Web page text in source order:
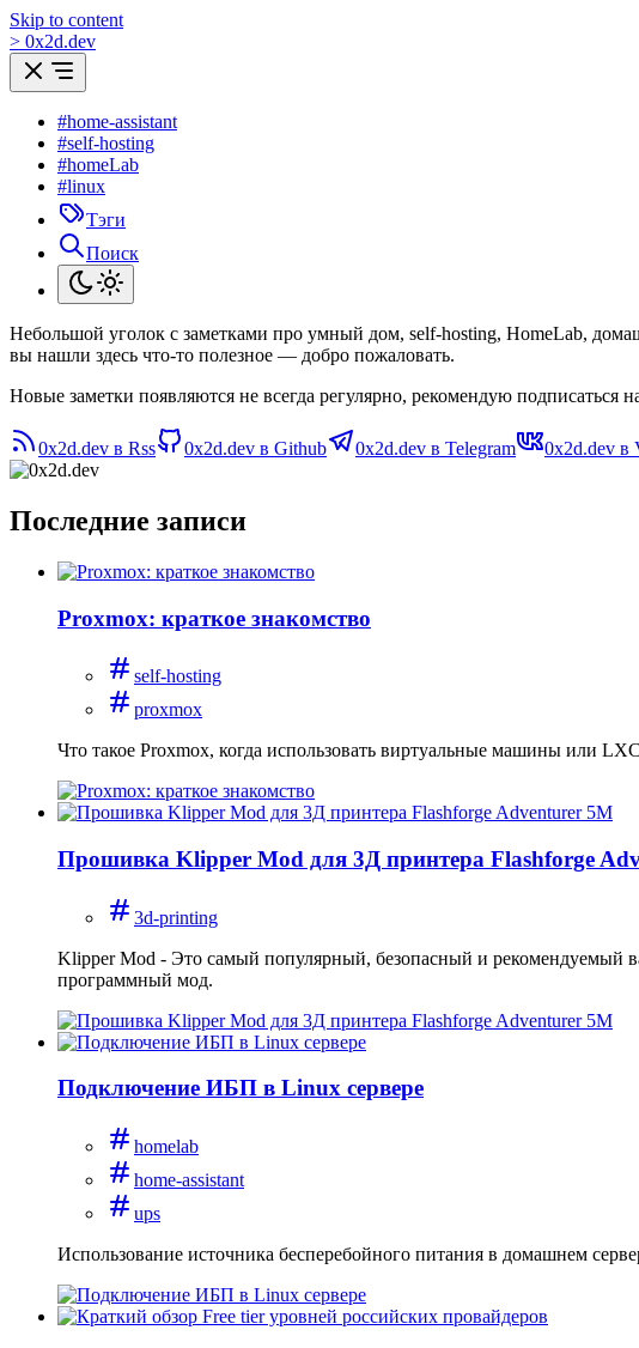
Skip to content
> 0x2d.dev
#home-assistant
#self-hosting
#homeLab
#linux
Тэги
Поиск
Небольшой уголок с заметками про умный дом, self-hosting, HomeLab,
вы нашли здесь что-то полезное — добро пожаловать.
Новые заметки появляются не всегда регулярно, рекомендую подписаться
0x2d.dev в Rss 0x2d.dev в Github 0x2d.dev в Telegram 0x2d.dev в
Последние записи
Proxmox: краткое знакомство
self-hosting
proxmox
Что такое Proxmox, когда использовать виртуальные машины или
Прошивка Klipper Mod для 3Д принтера Flashforge
3d-printing
Klipper Mod - Это самый популярный, безопасный и рекомендуемый
программный мод.
Подключение ИБП в Linux сервере
homelab
home-assistant
ups
Использование источника бесперебойного питания в домашнем